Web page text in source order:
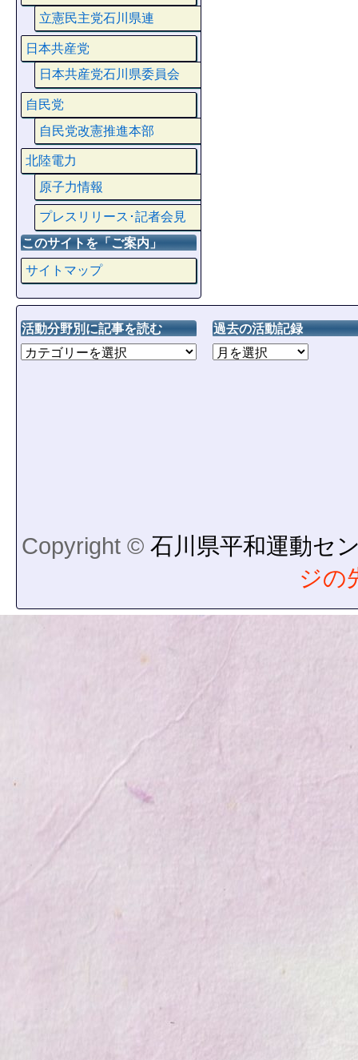
立憲民主党石川県連
日本共産党
日本共産党石川県委員会
自民党
自民党改憲推進本部
北陸電力
原子力情報
プレスリリース･記者会見
このサイトを「ご案内」
サイトマップ
活動分野別に記事を読む 過去の活動記録
Copyright © 石川県平和運動セ
ジの